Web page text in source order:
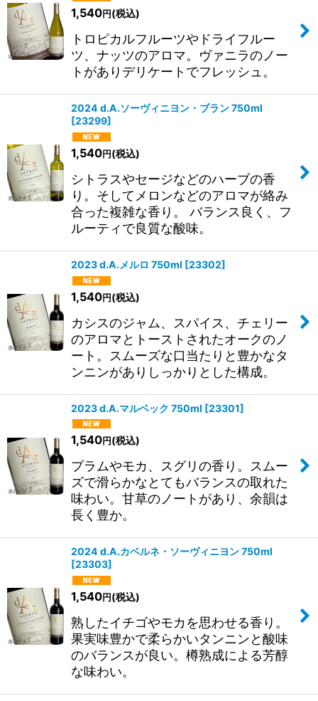
1,540円 (税込)
トロピカルフルーツやドライフルー
ツ、ナッツのアロマ。ヴァニラのノー
トがありデリケートでフレッシュ。
2024 d.A.ソーヴィニヨン・ブラン 750ml
[23299]
1,540円 (税込)
シトラスやセージなどのハーブの香
り。そしてメロンなどのアロマが絡み
合った複雑な香り。 バランス良く、フ
ルーティで良質な酸味。
2023 d.A.メルロ 750ml [23302]
1,540円(税込)
カシスのジャム、スパイス、チェリー
のアロマとトーストされたオークのノ
ート。スムーズな口当たりと豊かなタ
ンニンがありしっかりとした構成。
2023 d.A.マルベック 750ml [23301]
1,540円 (税込)
プラムやモカ、スグリの香り。スムー
ズで滑らかなとてもバランスの取れた
味わい。甘草のノートがあり、余韻は
長く豊か。
2024 d.A.カベルネ・ソーヴィニヨン 750ml
[23303]
1,540円 (税込)
熟したイチゴやモカを思わせる香り。
果実味豊かで柔らかいタンニンと酸味
のバランスが良い。樽熟成による芳醇
な味わい。